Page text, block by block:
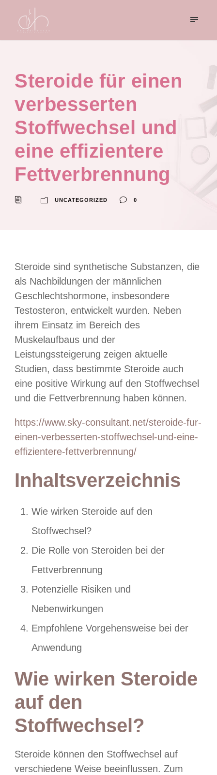
Steroide für einen
verbesserten
Stoffwechsel und
eine effizientere
Fettverbrennung
UNCATEGORIZED 0
Steroide sind synthetische Substanzen, die
als Nachbildungen der männlichen
Geschlechtshormone, insbesondere
Testosteron, entwickelt wurden. Neben
ihrem Einsatz im Bereich des
Muskelaufbaus und der
Leistungssteigerung zeigen aktuelle
Studien, dass bestimmte Steroide auch
eine positive Wirkung auf den Stoffwechsel
und die Fettverbrennung haben können.
https://www.sky-consultant.net/steroide-fur-
einen-verbesserten-stoffwechsel-und-eine-
effizientere-fettverbrennung/
Inhaltsverzeichnis
Wie wirken Steroide auf den
Stoffwechsel?
Die Rolle von Steroiden bei der
Fettverbrennung
Potenzielle Risiken und
Nebenwirkungen
Empfohlene Vorgehensweise bei der
Anwendung
Wie wirken Steroide
auf den
Stoffwechsel?
Steroide können den Stoffwechsel auf
verschiedene Weise beeinflussen. Zum